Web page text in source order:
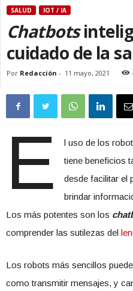
SALUD IOT / IA
Chatbots
cuidado de la
Por Redacción - 11 mayo, 2021
E
l uso de los
tiene beneficios
desde facilitar el
brindar
Los más potentes son los
comprender las sutilezas del
Los robots más sencillos
como transmitir mensajes, y